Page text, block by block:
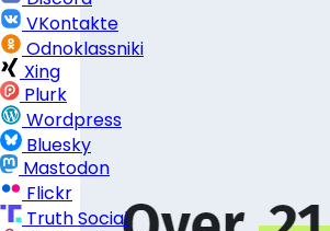
VKontakte
Odnoklassniki
Xing
Plurk
Wordpress
Bluesky
Mastodon
Flickr
Truth Social